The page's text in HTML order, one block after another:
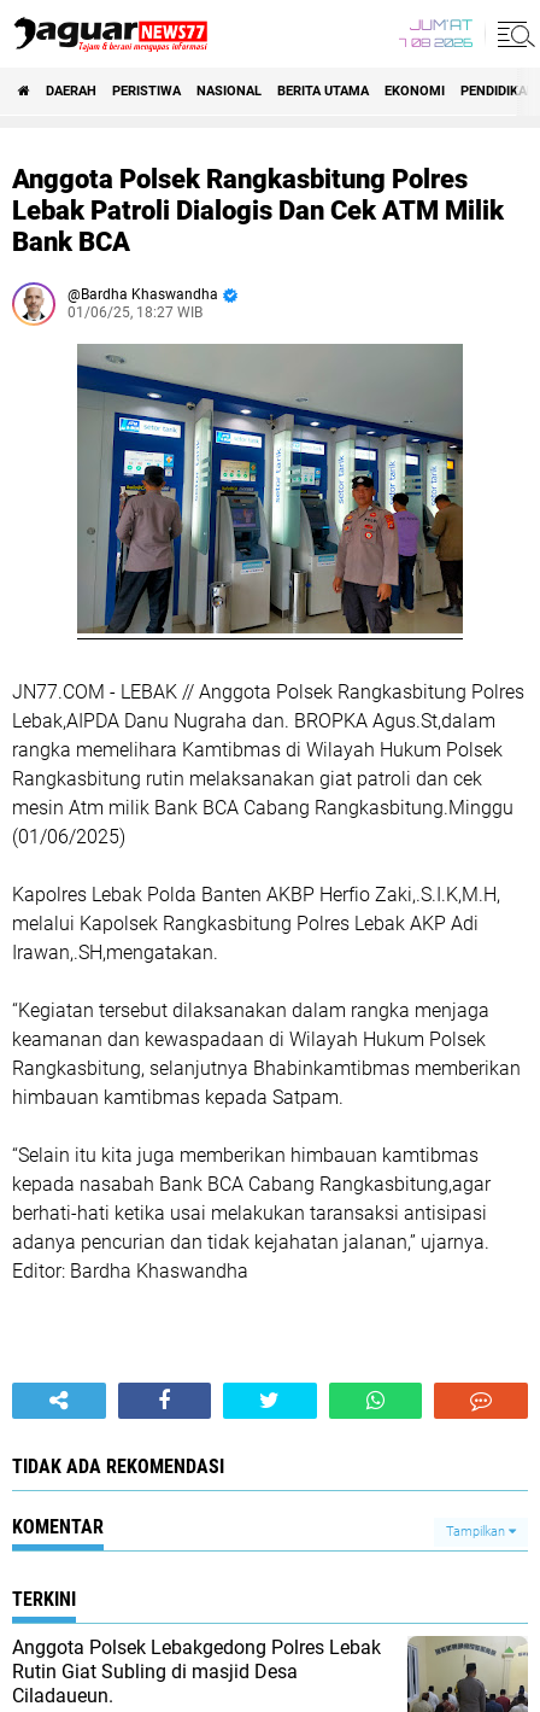
JUM'AT
7 08 2026
DAERAH PERISTIWA NASIONAL BERITA UTAMA EKONOMI PENDIDIKAN
Anggota Polsek Rangkasbitung Polres
Lebak Patroli Dialogis Dan Cek ATM Milik
Bank BCA
Bardha Khaswandha
01/06/25, 18:27 WIB
JN77.COM - LEBAK // Anggota Polsek Rangkasbitung Polres
Lebak,AIPDA Danu Nugraha dan. BROPKA Agus.St,dalam
rangka memelihara Kamtibmas di Wilayah Hukum Polsek
Rangkasbitung rutin melaksanakan giat patroli dan cek
mesin Atm milik Bank BCA Cabang Rangkasbitung.Minggu
(01/06/2025)
Kapolres Lebak Polda Banten AKBP Herfio Zaki,.S.I.K,M.H,
melalui Kapolsek Rangkasbitung Polres Lebak AKP Adi
Irawan,.SH,mengatakan.
“Kegiatan tersebut dilaksanakan dalam rangka menjaga
keamanan dan kewaspadaan di Wilayah Hukum Polsek
Rangkasbitung, selanjutnya Bhabinkamtibmas memberikan
himbauan kamtibmas kepada Satpam.
“Selain itu kita juga memberikan himbauan kamtibmas
kepada nasabah Bank BCA Cabang Rangkasbitung,agar
berhati-hati ketika usai melakukan taransaksi antisipasi
adanya pencurian dan tidak kejahatan jalanan,” ujarnya.
Editor: Bardha Khaswandha
TIDAK ADA REKOMENDASI
KOMENTAR Tampilkan
TERKINI
Anggota Polsek Lebakgedong Polres Lebak
Rutin Giat Subling di masjid Desa
Ciladaueun.